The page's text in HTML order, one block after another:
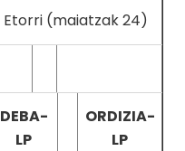
Etorri (maiatzak 24)
DEBA-
LP
ORDIZIA-
LP